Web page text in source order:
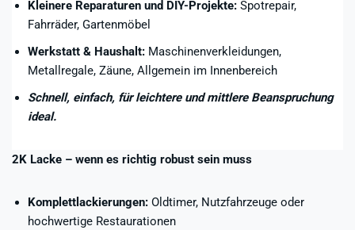
Kleinere Reparaturen und DIY-Projekte: Spotrepair,
Fahrräder, Gartenmöbel
Werkstatt & Haushalt: Maschinenverkleidungen,
Metallregale, Zäune, Allgemein im Innenbereich
Schnell, einfach, für leichtere und mittlere Beanspruchung
ideal.
2K Lacke – wenn es richtig robust sein muss
Komplettlackierungen: Oldtimer, Nutzfahrzeuge oder
hochwertige Restaurationen